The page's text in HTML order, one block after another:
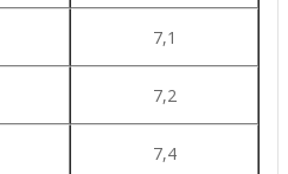
7,1
7,2
7,4